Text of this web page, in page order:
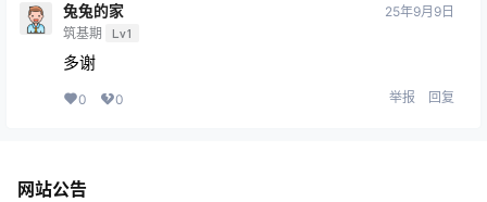
兔兔的家
筑基期 Lv1
25年9月9日
多谢
0 0 举报 回复
网站公告